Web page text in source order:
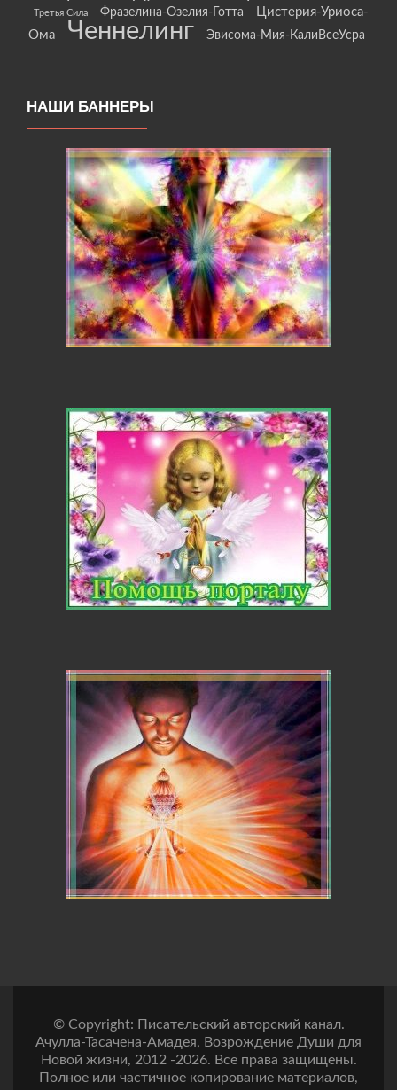
Третья Сила Фразелина-Озелия-Готта
Цистерия-Уриоса-
Ома
Ченнелинг Эвисома-Мия-КалиВсеУсра
НАШИ БАННЕРЫ
© Copyright: Писательский авторский канал.
Ачулла-Тасачена-Амадея, Возрождение Души для
Новой жизни, 2012 -2026. Все права защищены.
Полное или частичное копирование материалов,